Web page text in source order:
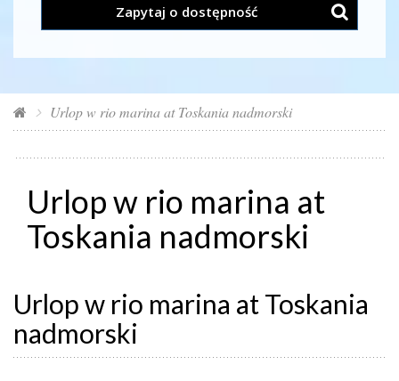
Zapytaj o dostępność
Urlop w rio marina at Toskania nadmorski
Urlop w rio marina at
Toskania nadmorski
Urlop w rio marina at Toskania
nadmorski